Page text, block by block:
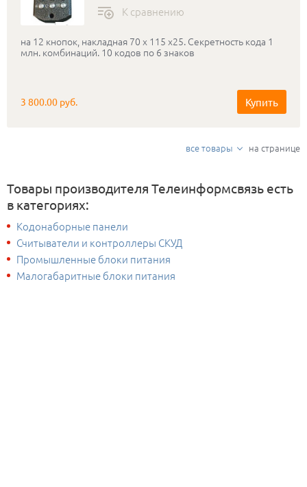
К сравнению
на 12 кнопок, накладная 70 х 115 х25. Секретность кода 1
млн. комбинаций. 10 кодов по 6 знаков
3 800.00 руб. Купить
все товары на странице
Товары производителя Телеинформсвязь есть
в категориях:
Кодонаборные панели
Считыватели и контроллеры СКУД
Промышленные блоки питания
Малогабаритные блоки питания